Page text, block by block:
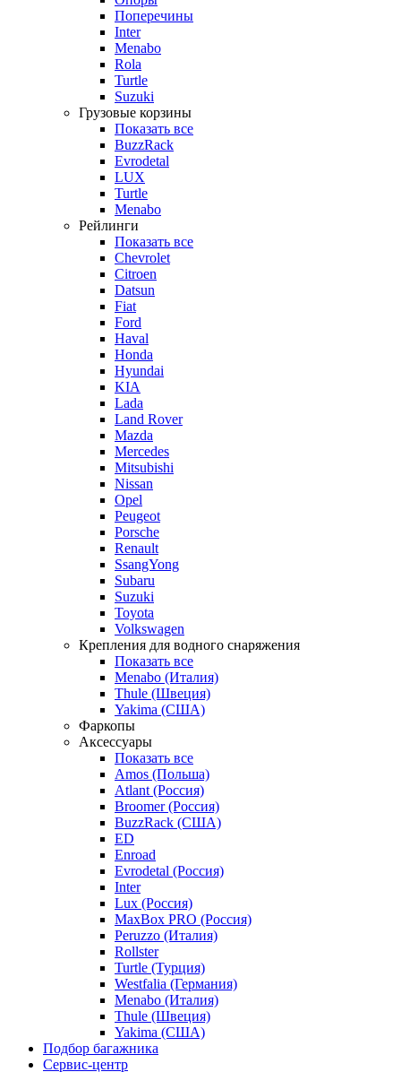
Поперечины
Inter
Menabo
Rola
Turtle
Suzuki
Грузовые корзины
Показать все
BuzzRack
Evrodetal
LUX
Turtle
Menabo
Рейлинги
Показать все
Chevrolet
Citroen
Datsun
Fiat
Ford
Haval
Honda
Hyundai
KIA
Lada
Land Rover
Mazda
Mercedes
Mitsubishi
Nissan
Opel
Peugeot
Porsche
Renault
SsangYong
Subaru
Suzuki
Toyota
Volkswagen
Крепления для водного снаряжения
Показать все
Menabo (Италия)
Thule (Швеция)
Yakima (США)
Фаркопы
Аксессуары
Показать все
Amos (Польша)
Atlant (Россия)
Broomer (Россия)
BuzzRack (США)
ED
Enroad
Evrodetal (Россия)
Inter
Lux (Россия)
MaxBox PRO (Россия)
Peruzzo (Италия)
Rollster
Turtle (Турция)
Westfalia (Германия)
Menabo (Италия)
Thule (Швеция)
Yakima (США)
Подбор багажника
Сервис-центр